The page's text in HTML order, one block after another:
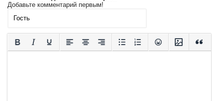
Добавьте комментарий первым!